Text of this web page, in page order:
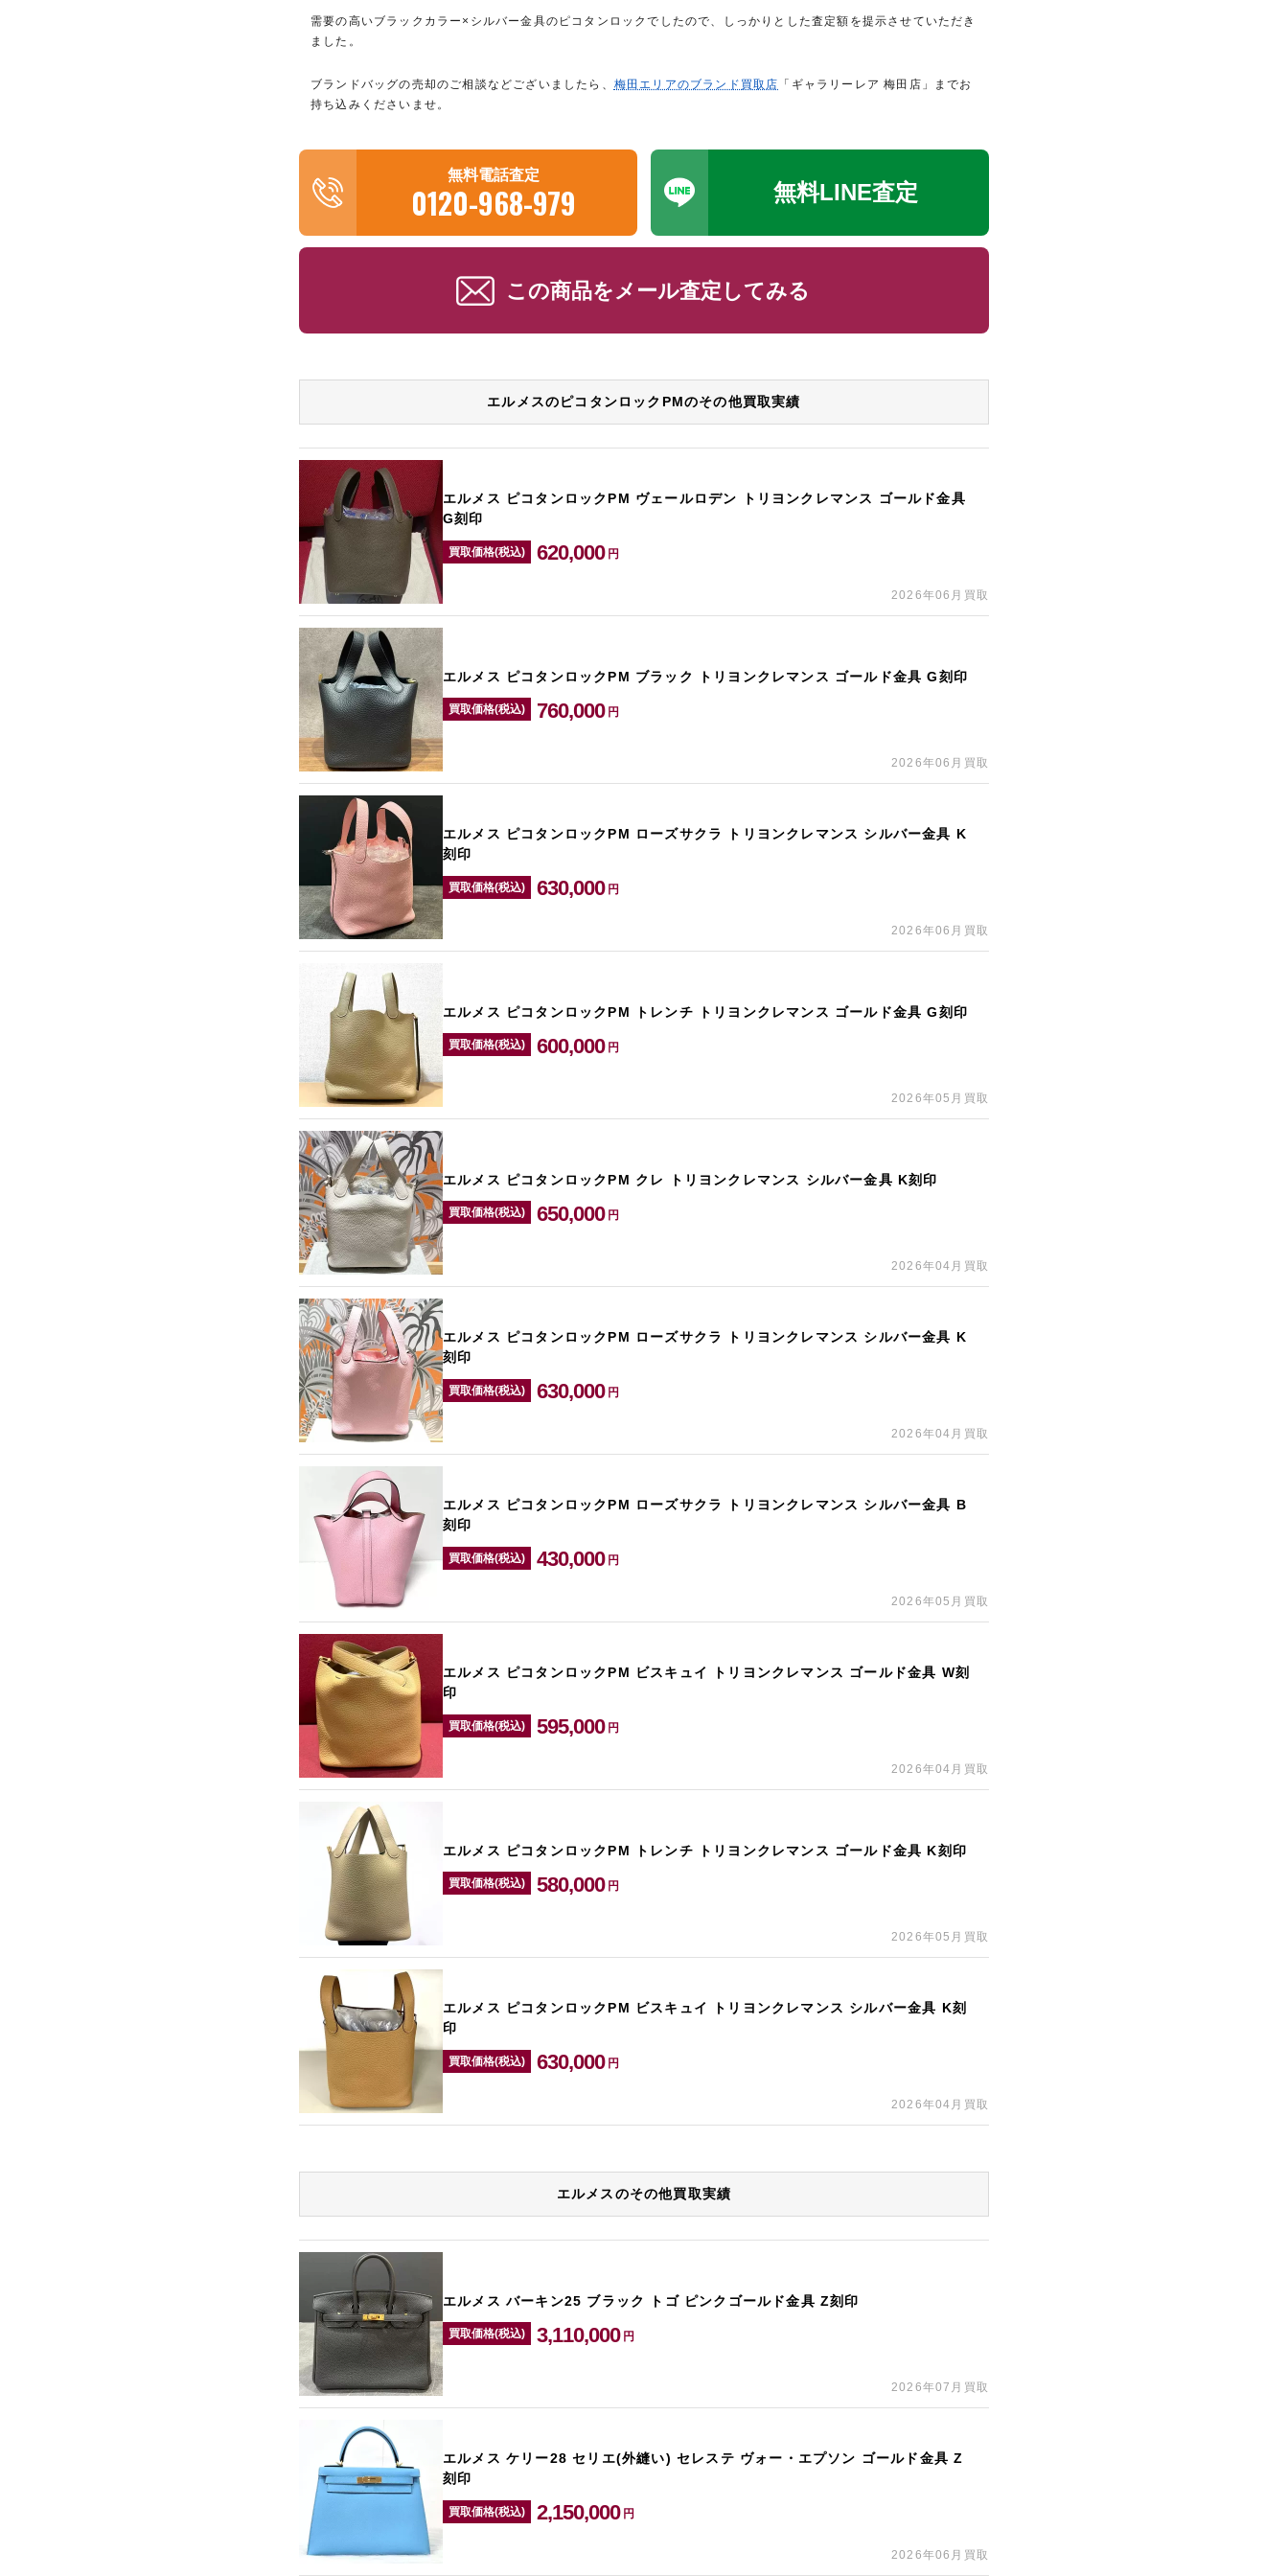
需要の高いブラックカラー×シルバー金具のピコタンロックでしたので、しっかりとした査定額を提示させていただき
ました。
ブランドバッグの売却のご相談などございましたら、 梅田エリアのブランド買取店 「ギャラリーレア 梅田店」までお
持ち込みくださいませ。
無料電話査定
0120-968-979 無料LINE査定
この商品をメール査定してみる
エルメスのピコタンロックPMのその他買取実績
エルメス ピコタンロックPM ヴェールロデン トリヨンクレマンス ゴールド金具
G刻印
買取価格(税込) 620,000 円
2026年06月買取
エルメス ピコタンロックPM ブラック トリヨンクレマンス ゴールド金具 G刻印
買取価格(税込) 760,000 円
2026年06月買取
エルメス ピコタンロックPM ローズサクラ トリヨンクレマンス シルバー金具 K
刻印
買取価格(税込) 630,000 円
2026年06月買取
エルメス ピコタンロックPM トレンチ トリヨンクレマンス ゴールド金具 G刻印
買取価格(税込) 600,000 円
2026年05月買取
エルメス ピコタンロックPM クレ トリヨンクレマンス シルバー金具 K刻印
買取価格(税込) 650,000 円
2026年04月買取
エルメス ピコタンロックPM ローズサクラ トリヨンクレマンス シルバー金具 K
刻印
買取価格(税込) 630,000 円
2026年04月買取
エルメス ピコタンロックPM ローズサクラ トリヨンクレマンス シルバー金具 B
刻印
買取価格(税込) 430,000 円
2026年05月買取
エルメス ピコタンロックPM ビスキュイ トリヨンクレマンス ゴールド金具 W刻
印
買取価格(税込) 595,000 円
2026年04月買取
エルメス ピコタンロックPM トレンチ トリヨンクレマンス ゴールド金具 K刻印
買取価格(税込) 580,000 円
2026年05月買取
エルメス ピコタンロックPM ビスキュイ トリヨンクレマンス シルバー金具 K刻
印
買取価格(税込) 630,000 円
2026年04月買取
エルメスのその他買取実績
エルメス バーキン25 ブラック トゴ ピンクゴールド金具 Z刻印
買取価格(税込) 3,110,000 円
2026年07月買取
エルメス ケリー28 セリエ(外縫い) セレステ ヴォー・エプソン ゴールド金具 Z
刻印
買取価格(税込) 2,150,000 円
2026年06月買取